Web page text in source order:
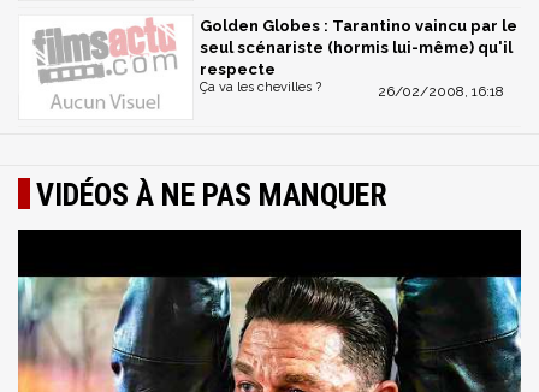
Golden Globes : Tarantino vaincu par le
seul scénariste (hormis lui-même) qu'il
respecte
26/02/2008, 16:18
Ça va les chevilles ?
VIDÉOS À NE PAS MANQUER